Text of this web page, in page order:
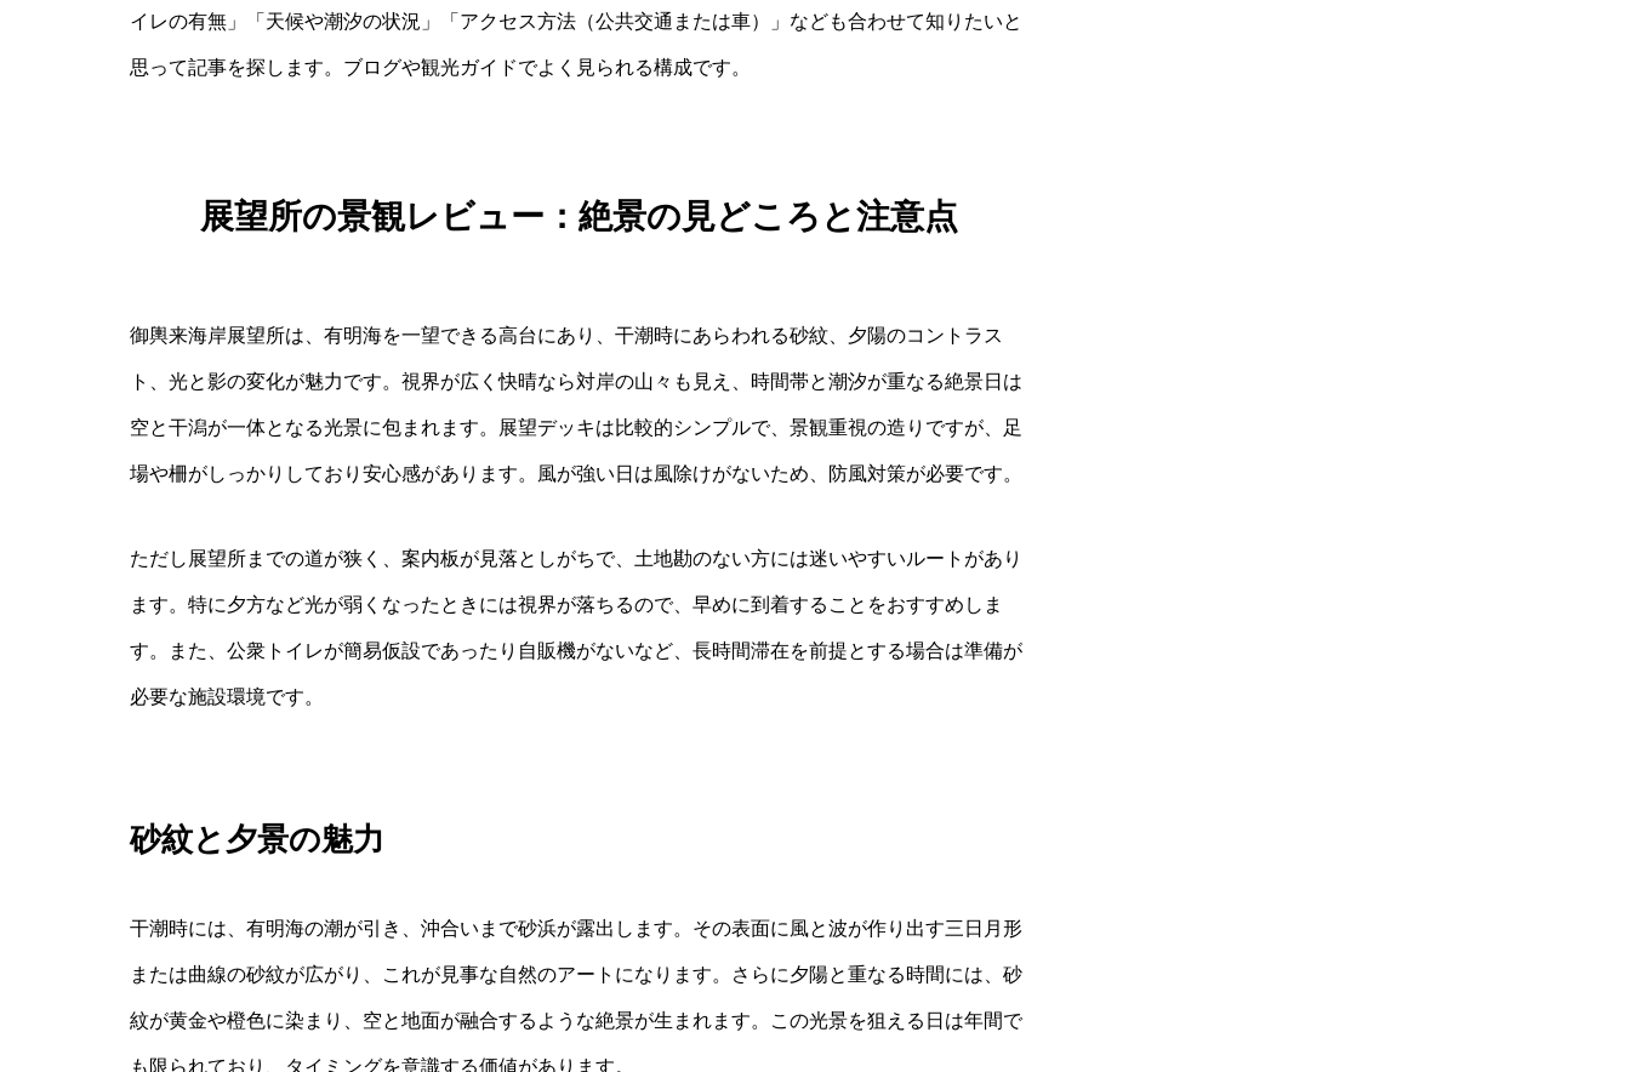
イレの有無」「天候や潮汐の状況」「アクセス方法（公共交通または車）」なども合わせて知りたいと
思って記事を探します。ブログや観光ガイドでよく見られる構成です。
展望所の景観レビュー：絶景の見どころと注意点
御輿来海岸展望所は、有明海を一望できる高台にあり、干潮時にあらわれる砂紋、夕陽のコントラス
ト、光と影の変化が魅力です。視界が広く快晴なら対岸の山々も見え、時間帯と潮汐が重なる絶景日は
空と干潟が一体となる光景に包まれます。展望デッキは比較的シンプルで、景観重視の造りですが、足
場や柵がしっかりしており安心感があります。風が強い日は風除けがないため、防風対策が必要です。
ただし展望所までの道が狭く、案内板が見落としがちで、土地勘のない方には迷いやすいルートがあり
ます。特に夕方など光が弱くなったときには視界が落ちるので、早めに到着することをおすすめしま
す。また、公衆トイレが簡易仮設であったり自販機がないなど、長時間滞在を前提とする場合は準備が
必要な施設環境です。
砂紋と夕景の魅力
干潮時には、有明海の潮が引き、沖合いまで砂浜が露出します。その表面に風と波が作り出す三日月形
または曲線の砂紋が広がり、これが見事な自然のアートになります。さらに夕陽と重なる時間には、砂
紋が黄金や橙色に染まり、空と地面が融合するような絶景が生まれます。この光景を狙える日は年間で
も限られており、タイミングを意識する価値があります。